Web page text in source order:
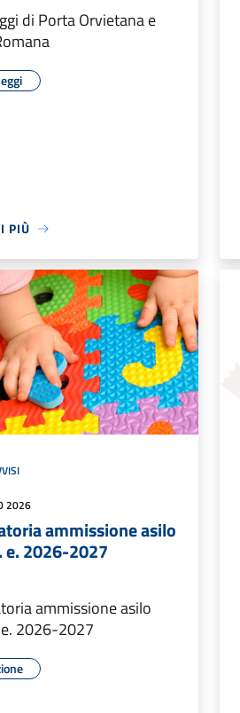
di Porta Orvietana e
PIÙ
2026
ammissione asilo
e. 2026-2027
ammissione asilo
2026-2027